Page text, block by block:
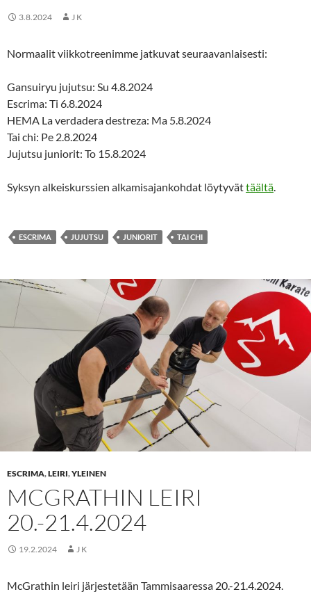
3.8.2024 J K
Normaalit viikkotreenimme jatkuvat seuraavanlaisesti:
Gansuiryu jujutsu: Su 4.8.2024
Escrima: Ti 6.8.2024
HEMA La verdadera destreza: Ma 5.8.2024
Tai chi: Pe 2.8.2024
Jujutsu juniorit: To 15.8.2024
Syksyn alkeiskurssien alkamisajankohdat löytyvättäältä.
ESCRIMA JUJUTSU JUNIORIT TAI CHI
ESCRIMA,LEIRI,YLEINEN
MCGRATHIN LEIRI
20.-21.4.2024
19.2.2024 J K
McGrathin leiri järjestetään Tammisaaressa 20.-21.4.2024.